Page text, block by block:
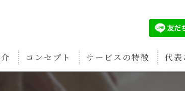
コンセプト サービスの特徴 代表